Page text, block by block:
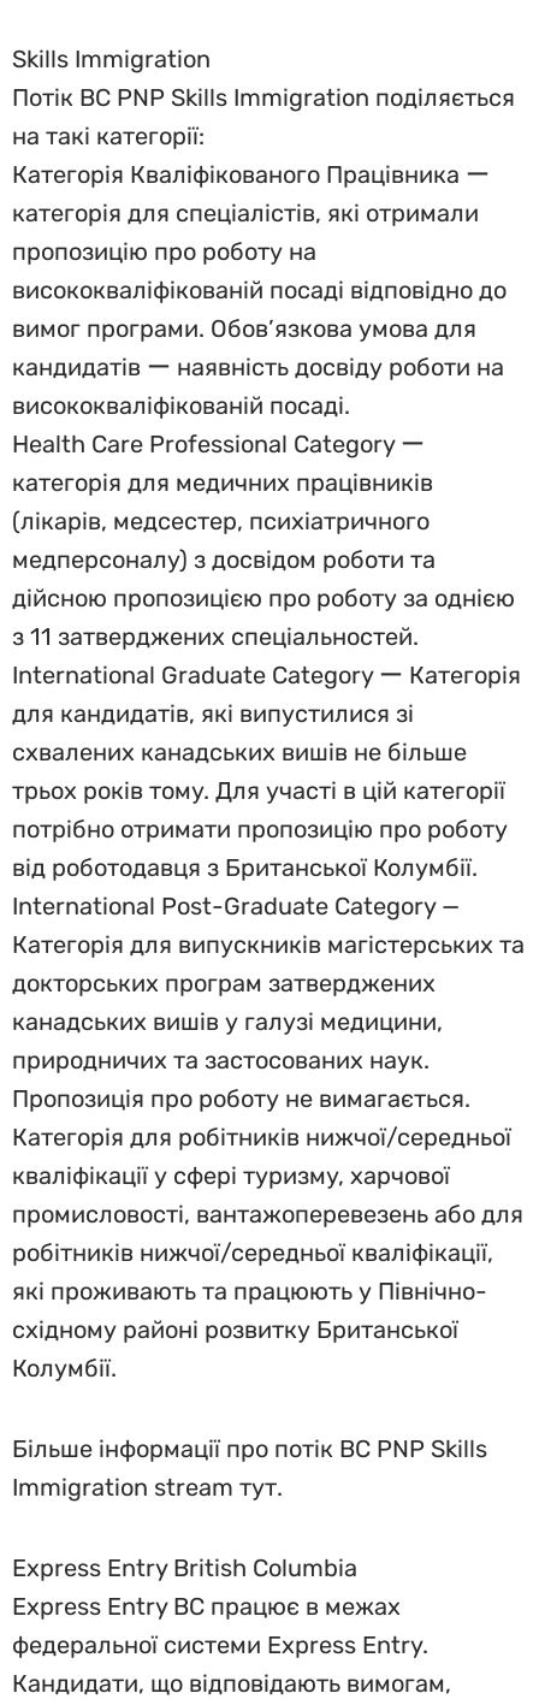
Skills Immigration
Потік BC PNP Skills Immigration поділяється
на такі категорії:
Категорія Кваліфікованого Працівника ー
категорія для спеціалістів, які отримали
пропозицію про роботу на
висококваліфікованій посаді відповідно до
вимог програми. Обов’язкова умова для
кандидатів ー наявність досвіду роботи на
висококваліфікованій посаді.
Health Care Professional Category ー
категорія для медичних працівників
(лікарів, медсестер, психіатричного
медперсоналу) з досвідом роботи та
дійсною пропозицією про роботу за однією
з 11 затверджених спеціальностей.
International Graduate Category ー Категорія
для кандидатів, які випустилися зі
схвалених канадських вишів не більше
трьох років тому. Для участі в цій категорії
потрібно отримати пропозицію про роботу
від роботодавця з Британської Колумбії.
International Post-Graduate Category —
Категорія для випускників магістерських та
докторських програм затверджених
канадських вишів у галузі медицини,
природничих та застосованих наук.
Пропозиція про роботу не вимагається.
Категорія для робітників нижчої/середньої
кваліфікації у сфері туризму, харчової
промисловості, вантажоперевезень або для
робітників нижчої/середньої кваліфікації,
які проживають та працюють у Північно-
східному районі розвитку Британської
Колумбії.
Більше інформації про потік BC PNP Skills
Immigration stream тут.
Express Entry British Columbia
Express Entry BC працює в межах
федеральної системи Express Entry.
Кандидати, що відповідають вимогам,